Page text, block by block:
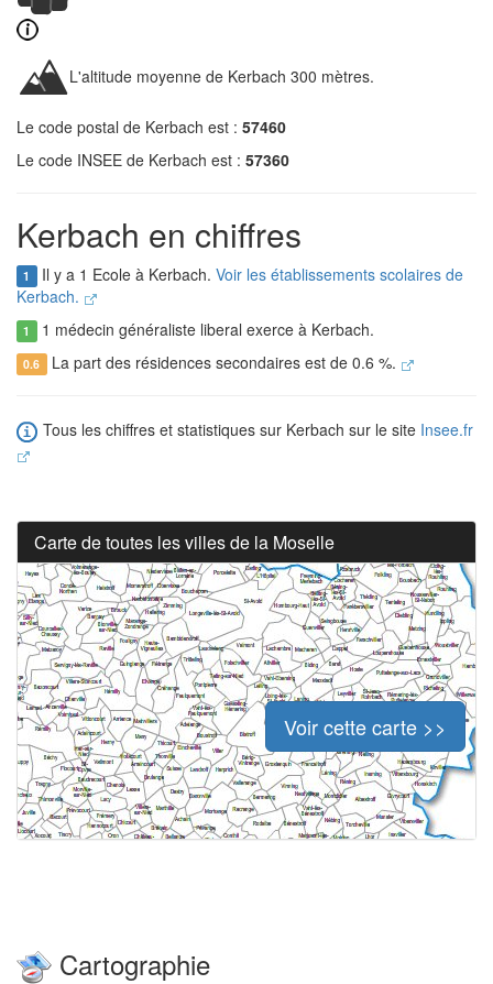
L'altitude moyenne de Kerbach 300 mètres.
Le code postal de Kerbach est : 57460
Le code INSEE de Kerbach est : 57360
Kerbach en chiffres
1 Il y a 1 Ecole à Kerbach. Voir les établissements scolaires de
Kerbach.
1 1 médecin généraliste liberal exerce à Kerbach.
0.6 La part des résidences secondaires est de 0.6 %.
Tous les chiffres et statistiques sur Kerbach sur le site Insee.fr
Carte de toutes les villes de la Moselle
Voir cette carte >>
Cartographie